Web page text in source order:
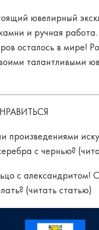
ювелирный
и ручная
осталось в мире!
талантливыми
произведениями
с чернью? (
с александритом!
(читать статью)